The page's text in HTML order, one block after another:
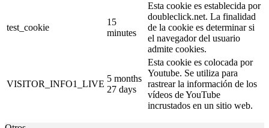
test_cookie
15
minutes
Esta cookie es establecida por
doubleclick.net. La finalidad
de la cookie es determinar si
el navegador del usuario
admite cookies.
VISITOR_INFO1_LIVE
5 months
27 days
Esta cookie es colocada por
Youtube. Se utiliza para
rastrear la información de los
vídeos de YouTube
incrustados en un sitio web.